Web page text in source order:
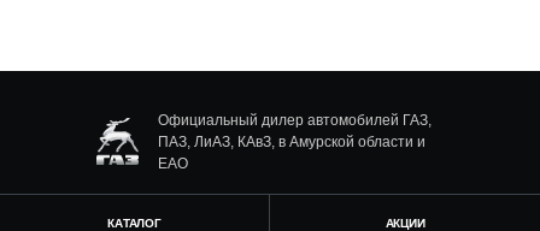
Официальный дилер автомобилей ГАЗ,
ПАЗ, ЛиАЗ, КАвЗ, в Амурской области и
ЕАО
КАТАЛОГ АКЦИИ